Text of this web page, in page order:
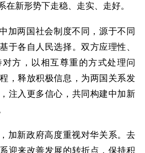
在新形势下走稳、走实、走好。
加两国社会制度不同，源于不同
于各自人民选择。双方应理性、
方，以相互尊重的方式处理问
，释放积极信息，为两国关系发
注入更多信心，共同构建中加新
加新政府高度重视对华关系。去
迎来改善发展的转折点，保持积